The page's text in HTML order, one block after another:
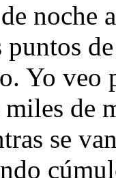
noche
puntos
Yo veo
de
se